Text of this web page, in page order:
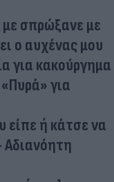
με σπρώξανε με
ο αυχένας μου
για κακούργημα
για
είπε ή κάτσε να
Αδιανόητη